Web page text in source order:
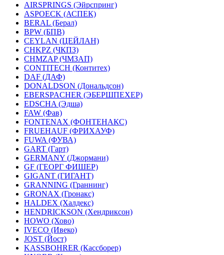
AIRSPRINGS (Эйрспринг)
ASPOECK (АСПЕК)
BERAL (Берал)
BPW (БПВ)
CEYLAN (ЦЕЙЛАН)
CHKPZ (ЧКПЗ)
CHMZAP (ЧМЗАП)
CONTITECH (Контитех)
DAF (ДАФ)
DONALDSON (Дональдсон)
EBERSPACHER (ЭБЕРШПЕХЕР)
EDSCHA (Эдша)
FAW (Фав)
FONTENAX (ФОНТЕНАКС)
FRUEHAUF (ФРИХАУФ)
FUWA (ФУВА)
GART (Гарт)
GERMANY (Джормани)
GF (ГЕОРГ ФИШЕР)
GIGANT (ГИГАНТ)
GRANNING (Граннинг)
GRONAX (Гронакс)
HALDEX (Халдекс)
HENDRICKSON (Хендриксон)
HOWO (Хово)
IVECO (Ивеко)
JOST (Йост)
KASSBOHRER (Касcборер)